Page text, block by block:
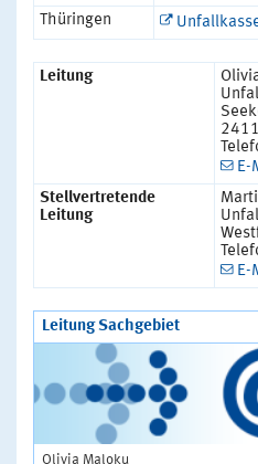
Thüringen
Leitung
E-
Stellvertretende
Leitung
E-
Leitung Sachgebiet
Olivia Maloku